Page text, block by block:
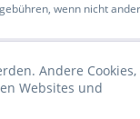
wenn nicht
Andere Cookies,
Websites und